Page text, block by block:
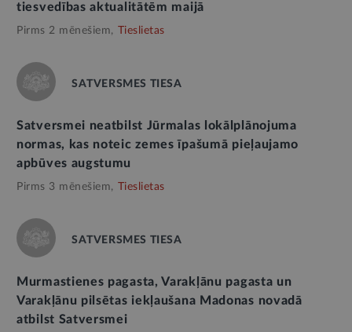
tiesvedības aktualitātēm maijā
Pirms 2 mēnešiem, Tieslietas
SATVERSMES TIESA
Satversmei neatbilst Jūrmalas lokālplānojuma
normas, kas noteic zemes īpašumā pieļaujamo
apbūves augstumu
Pirms 3 mēnešiem, Tieslietas
SATVERSMES TIESA
Murmastienes pagasta, Varakļānu pagasta un
Varakļānu pilsētas iekļaušana Madonas novadā
atbilst Satversmei